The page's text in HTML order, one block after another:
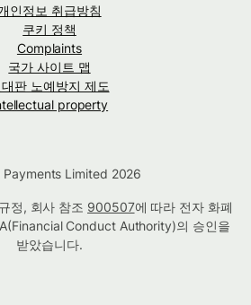
인정보 취급방침
쿠키 정책
Complaints
국가 사이트 맵
판 노예방지 제도
property
Limited 2026
정, 회사 참조 900507에 따라 전자 화폐
Conduct Authority)의 승인을
받았습니다.